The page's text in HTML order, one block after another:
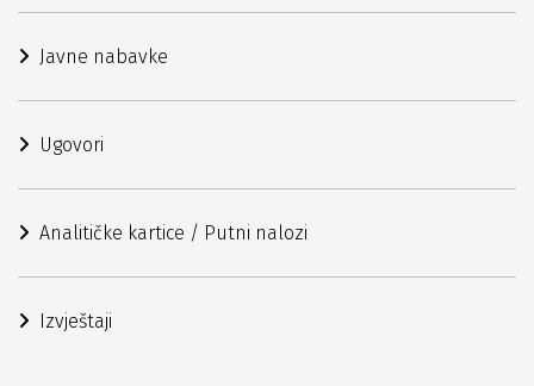
Javne nabavke
Ugovori
Analitičke kartice / Putni nalozi
Izvještaji